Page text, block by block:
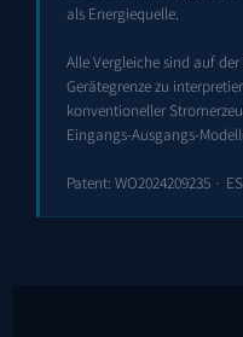
als Energiequelle.
Alle Vergleiche sind auf
Gerätegrenze zu
konventioneller
Eingangs-Ausgangs-
Patent: WO2024209235 ·